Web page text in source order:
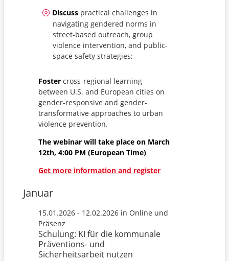
Discusspractical challenges in
navigating gendered norms in
street-based outreach, group
violence intervention, and public-
space safety strategies;
Fostercross-regional learning
between U.S. and European cities on
gender-responsive and gender-
transformative approaches to urban
violence prevention.
The webinar will take place on March
12th, 4:00 PM (European Time)
Get more information and register
Januar
15.01.2026 - 12.02.2026 in Online und
Präsenz
Schulung: KI für die kommunale
Präventions- und
Sicherheitsarbeit nutzen